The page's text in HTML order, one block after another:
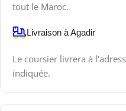
tout le Maroc.
Livraison à Agadir
Le coursier livrera à
indiquée.